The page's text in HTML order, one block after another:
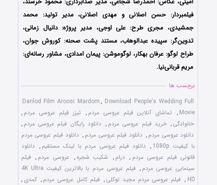
فیلمبردار: حسن اصلانی و مهدی اصلانی، مدیر تولید: محمد
جمشیدی، مجری طرح: علی اوجی، مدیر پروژه: دانیال زمانی،
تدوین‌گر: سپیده عبدالوهاب، مستند پشت صحنه: کوروش جوان،
طراح لوگو: عرفان بهکار، لوگوموشن: پیمان امدادی، مشاور رسانه‌ای:
مریم قربانی‌نیا.
برچسب ها
Danlod Film Aroosi Mardom, Download People's Wedding Full
Movie
, تماشای آنلاین فیلم عروسی مردم , تیزر فیلم عروسی مردم ,
خانوادگی , خرید فیلم عروسی مردم , دانلود رایگان فیلم عروسی مردم ,
دانلود عروسی مردم , دانلود فیلم عروسی مردم , دانلود فیلم عروسی مردم
با کیفیت 1080p
, دانلود فیلم عروسی مردم با لینک مستقیم , دانلود
قانونی فیلم عروسی مردم , درام , شکیب شجره , عروسی مردم , فیلم
سینمایی عروسی مردم ,
فیلم عروسی مردم با بالاترین کیفیت 4K Ultra
HD
, فیلم عروسی مردم مجید توکلی , فیلم کامل عروسی مردم , کمدی ,